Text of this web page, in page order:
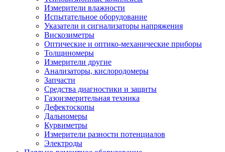
Измерители влажности
Испытательное оборудование
Указатели и сигнализаторы напряжения
Вискозиметры
Оптические и оптико-механические приборы
Толщиномеры
Измерители другие
Анализаторы, кислородомеры
Запчасти
Средства диагностики и защиты
Газоизмерительная техника
Дефектоскопы
Дальномеры
Курвиметры
Измерители разности потенциалов
Электроды